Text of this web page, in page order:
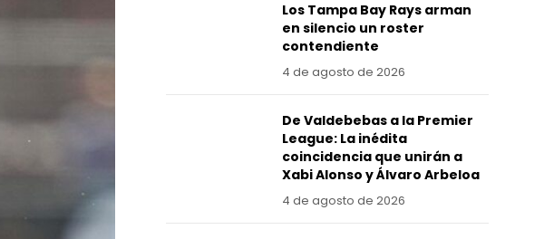
Los Tampa Bay Rays arman
en silencio un roster
contendiente
4 de agosto de 2026
De Valdebebas a la Premier
League: La inédita
coincidencia que unirán a
Xabi Alonso y Álvaro Arbeloa
4 de agosto de 2026